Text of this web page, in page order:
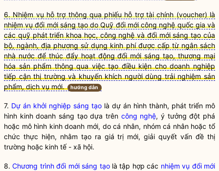
6. Nhiệm vụ hỗ trợ thông qua phiếu hỗ trợ tài chính (voucher) là
nhiệm vụ đổi mới sáng tạo do Quỹ đổi mới công nghệ quốc gia và
các quỹ phát triển khoa học, công nghệ và đổi mới sáng tạo của
bộ, ngành, địa phương sử dụng kinh phí được cấp từ ngân sách
nhà nước để thúc đẩy hoạt động đổi mới sáng tạo, thương mại
hóa sản phẩm thông qua việc tạo điều kiện cho doanh nghiệp
tiếp cận thị trường và khuyến khích người dùng trải nghiệm sản
phẩm, dịch vụ mới.
hướng dẫn
7. Dự án khởi nghiệp sáng tạo là dự án hình thành, phát triển mô
hình kinh doanh sáng tạo dựa trên công nghệ, ý tưởng đột phá
hoặc mô hình kinh doanh mới, do cá nhân, nhóm cá nhân hoặc tổ
chức thực hiện, nhằm tạo ra giá trị mới, giải quyết vấn đề thị
trường hoặc kinh tế - xã hội.
8.Chương trình đổi mới sáng tạolà tập hợp các nhiệm vụ đổi mới